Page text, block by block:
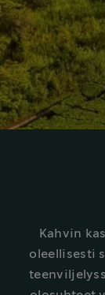
Kahvin
oleellisesti